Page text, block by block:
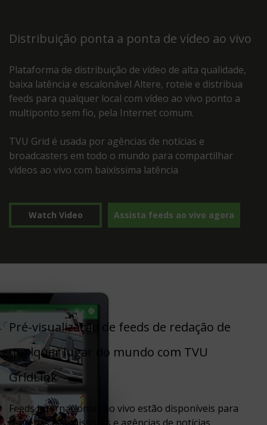
Distribuição ponta a ponta de vídeo ao vivo
Plataforma de distribuição de vídeo de alta qualidade,
baixa latência e escalonável Altere, roteie e distribua
feeds para qualquer local com vídeo ao vivo ponto a
multiponto sem fio, pela Internet comum.
TVU Grid é usada por agências de notícias e
broadcasters em todo o mundo para compartilhar
vídeos ao vivo com baixíssima latência
Watch Video Assista feeds ao vivo agora
Pré-visualização de feeds de redação de
qualquer lugar do mundo com TVU
GridLink
Feeds Internacionais ao vivo estão disponíveis para